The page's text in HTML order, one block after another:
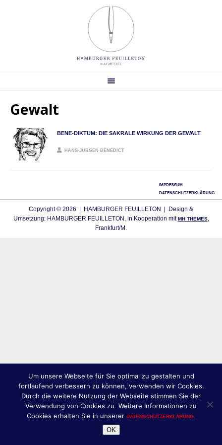
Gewalt
BENE-DIKTUM: DIE SAKRALE WIRKUNG DER GEWALT
HANS-JÜRGEN BENEDICT
IMPRESSUM
DATENSCHUTZERKLÄRUNG
Copyright © 2026 | HAMBURGER FEUILLETON | Design &
Umsetzung: HAMBURGER FEUILLETON, in Kooperation mitMH THEMES,
Frankfurt/M.
Um unsere Webseite für Sie optimal zu gestalten und
fortlaufend verbessern zu können, verwenden wir Cookies.
Durch die weitere Nutzung der Webseite stimmen Sie der
Verwendung von Cookies zu. Weitere Informationen zu
Cookies erhalten Sie in unserer DATENSCHUTZERKLÄRUNG.
OK